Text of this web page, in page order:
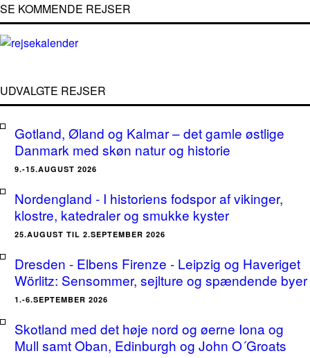
SE KOMMENDE REJSER
UDVALGTE REJSER
Gotland, Øland og Kalmar – det gamle østlige
Danmark med skøn natur og historie
9.-15.AUGUST 2026
Nordengland - I historiens fodspor af vikinger,
klostre, katedraler og smukke kyster
25.AUGUST TIL 2.SEPTEMBER 2026
Dresden - Elbens Firenze - Leipzig og Haveriget
Wörlitz: Sensommer, sejlture og spændende byer
1.-6.SEPTEMBER 2026
Skotland med det høje nord og øerne Iona og
Mull samt Oban, Edinburgh og John O´Groats